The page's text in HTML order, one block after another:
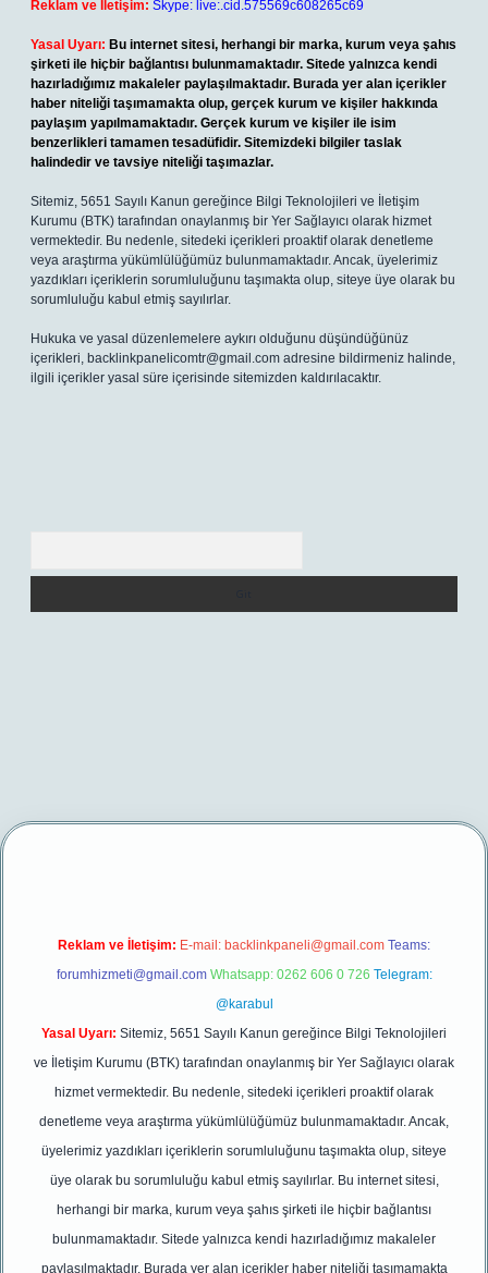
Reklam ve İletişim: Skype: live:.cid.575569c608265c69
Yasal Uyarı: Bu internet sitesi, herhangi bir marka, kurum veya şahıs
şirketi ile hiçbir bağlantısı bulunmamaktadır. Sitede yalnızca kendi
hazırladığımız makaleler paylaşılmaktadır. Burada yer alan içerikler
haber niteliği taşımamakta olup, gerçek kurum ve kişiler hakkında
paylaşım yapılmamaktadır. Gerçek kurum ve kişiler ile isim
benzerlikleri tamamen tesadüfidir. Sitemizdeki bilgiler taslak
halindedir ve tavsiye niteliği taşımazlar.
Sitemiz, 5651 Sayılı Kanun gereğince Bilgi Teknolojileri ve İletişim
Kurumu (BTK) tarafından onaylanmış bir Yer Sağlayıcı olarak hizmet
vermektedir. Bu nedenle, sitedeki içerikleri proaktif olarak denetleme
veya araştırma yükümlülüğümüz bulunmamaktadır. Ancak, üyelerimiz
yazdıkları içeriklerin sorumluluğunu taşımakta olup, siteye üye olarak bu
sorumluluğu kabul etmiş sayılırlar.
Hukuka ve yasal düzenlemelere aykırı olduğunu düşündüğünüz
içerikleri, backlinkpanelicomtr@gmail.com adresine bildirmeniz halinde,
ilgili içerikler yasal süre içerisinde sitemizden kaldırılacaktır.
betexper yeni giriş
Reklam ve İletişim: E-mail: backlinkpaneli@gmail.com Teams:
forumhizmeti@gmail.com Whatsapp: 0262 606 0 726 Telegram:
@karabul
Yasal Uyarı: Sitemiz, 5651 Sayılı Kanun gereğince Bilgi Teknolojileri
ve İletişim Kurumu (BTK) tarafından onaylanmış bir Yer Sağlayıcı olarak
hizmet vermektedir. Bu nedenle, sitedeki içerikleri proaktif olarak
denetleme veya araştırma yükümlülüğümüz bulunmamaktadır. Ancak,
üyelerimiz yazdıkları içeriklerin sorumluluğunu taşımakta olup, siteye
üye olarak bu sorumluluğu kabul etmiş sayılırlar. Bu internet sitesi,
herhangi bir marka, kurum veya şahıs şirketi ile hiçbir bağlantısı
bulunmamaktadır. Sitede yalnızca kendi hazırladığımız makaleler
paylaşılmaktadır. Burada yer alan içerikler haber niteliği taşımamakta